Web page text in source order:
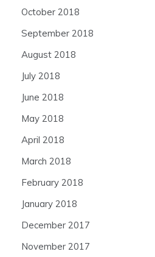
October 2018
September 2018
August 2018
July 2018
June 2018
May 2018
April 2018
March 2018
February 2018
January 2018
December 2017
November 2017